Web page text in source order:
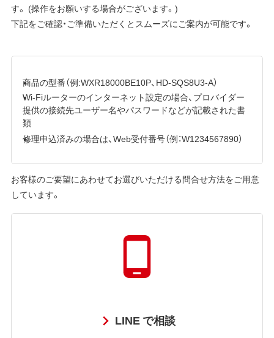
す。 (操作をお願いする場合がございます。)
下記をご確認・ご準備いただくとスムーズにご案内が可能です。
商品の型番（例:WXR18000BE10P、HD-SQS8U3-A）
Wi-Fiルーターのインターネット設定の場合、プロバイダー
提供の接続先ユーザー名やパスワードなどが記載された書
類
修理申込済みの場合は、Web受付番号（例：W1234567890）
お客様のご要望にあわせてお選びいただける問合せ方法をご用意
しています。
LINE で相談